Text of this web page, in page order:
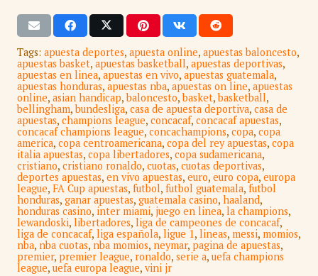
Tags: apuesta deportes, apuesta online, apuestas baloncesto,
apuestas basket, apuestas basketball, apuestas deportivas,
apuestas en linea, apuestas en vivo, apuestas guatemala,
apuestas honduras, apuestas nba, apuestas on line, apuestas
online, asian handicap,baloncesto,basket,basketball,
bellingham,bundesliga, casa de apuesta deportiva, casa de
apuestas, champions league, concacaf, concacaf apuestas,
concacaf champions league, concachampions, copa, copa
america, copa centroamericana, copa del rey apuestas, copa
italia apuestas, copa libertadores, copa sudamericana,
cristiano, cristiano ronaldo, cuotas, cuotas deportivas,
deportes apuestas, en vivo apuestas, euro, euro copa, europa
league, FA Cup apuestas, futbol, futbol guatemala, futbol
honduras, ganar apuestas, guatemala casino, haaland,
honduras casino, inter miami, juego en linea, la champions,
lewandoski, libertadores, liga de campeones de concacaf,
liga de concacaf, liga española, ligue 1, lineas, messi, momios,
nba, nba cuotas, nba momios, neymar, pagina de apuestas,
premier, premier league, ronaldo, serie a, uefa champions
league, uefa europa league, vini jr